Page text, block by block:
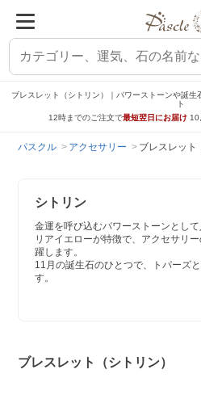
ブレスレット（シトリン）｜パワーストーンや誕
ト
12時までのご注文で最短翌日にお届け
パスクル アクセサリー ブレスレット
シトリン
金運を呼び込むパワーストーンとし
リアイエローが特徴で、アクセサリ
躍します。
11月の誕生石のひとつで、トパーズ
す。
ブレスレット（シトリン）